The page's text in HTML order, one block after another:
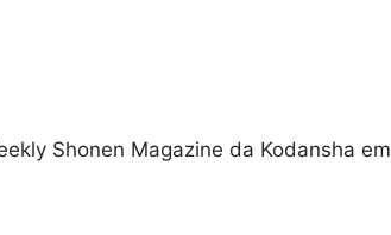
Shonen Magazine da Kodansha em